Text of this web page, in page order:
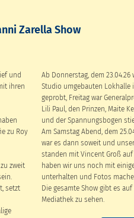
Zarella Show
und
ihren
zu Roy
zweit
setzt
Ab Donnerstag, dem 23.04.26
Studio umgebauten Lokhalle
geprobt, Freitag war
Lili Paul, den Prinzen, Maite
und der Spannungsbogen
Am Samstag Abend, dem
war es dann soweit und
standen mit Vincent Groß auf
haben wir uns noch mit
unterhalten und Fotos
Die gesamte Show gibt es auf
Mediathek zu sehen.